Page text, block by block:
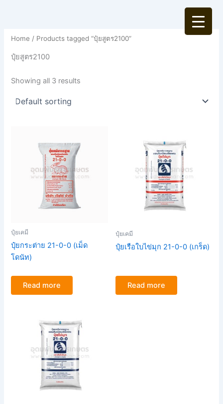
Home / Products tagged “ปุ๋ยสูตร2100”
ปุ๋ยสูตร2100
Showing all 3 results
ปุ๋ยเคมี
ปุ๋ยกระต่าย 21-0-0 (เม็ด
โดนัท)
Read more
ปุ๋ยเคมี
ปุ๋ยเรือใบไข่มุก 21-0-0 (เกร็ด)
Read more